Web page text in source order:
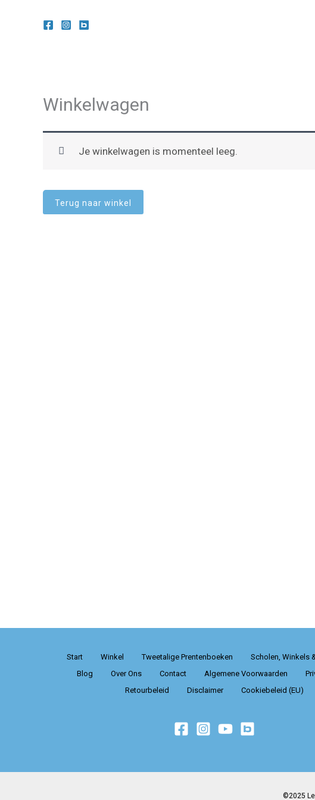
Winkelwagen
Je winkelwagen is momenteel leeg.
Terug naar winkel
Start Winkel Tweetalige Prentenboeken
Scholen, Winkels
Blog
Over Ons Contact Algemene Voorwaarden
Retourbeleid
Disclaimer Cookiebeleid (EU)
©2025